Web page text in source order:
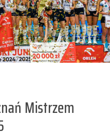
Mistrzem